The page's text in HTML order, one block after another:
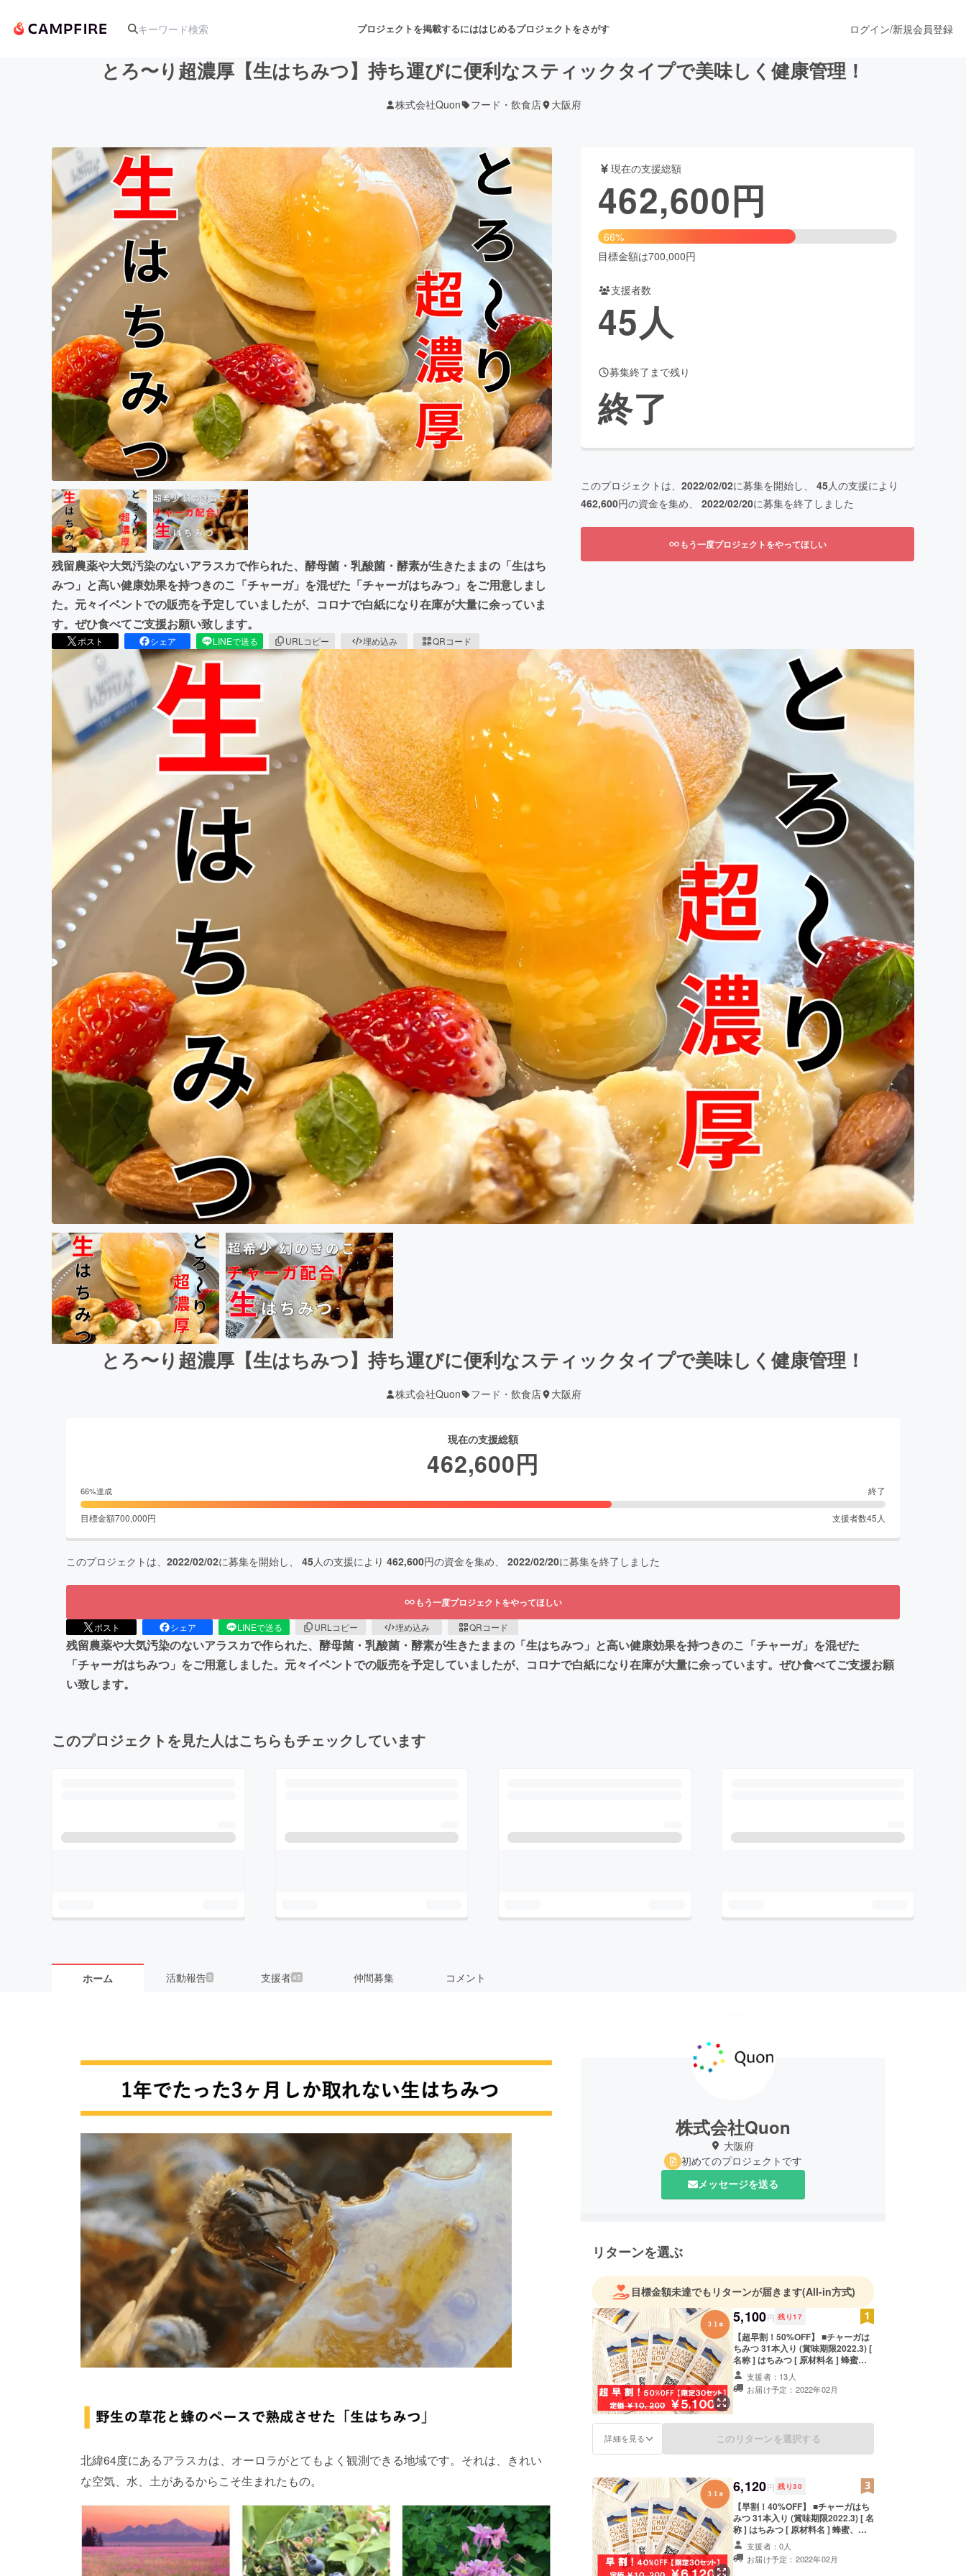
プロジェクトを掲載するにははじめるプロジェクトをさがす
アート・写真 音楽 舞台・パフォーマンス
テクノロジー・ガジェット ゲーム・サービス開発 フード・飲食店 ファッション
映像・映画 アニメ・漫画
チャレンジ ビューティー・ヘルスケア
まちづくり・地域活性化
CAMPFIRE for Social GoodCAMPFIRE Creation
CAMPFIREふるさと納税machi-yaコミュニティ
ログイン/新規会員登録
とろ〜り超濃厚【生はちみつ】持ち運びに便利なスティックタイプで美味しく健康管理！
株式会社Quon フード・飲食店 大阪府
残留農薬や大気汚染のないアラスカで作られた、酵母菌・乳酸菌・酵素が生きたままの「生はち
みつ」と高い健康効果を持つきのこ「チャーガ」を混ぜた「チャーガはちみつ」をご用意しまし
た。元々イベントでの販売を予定していましたが、コロナで白紙になり在庫が大量に余っていま
す。ぜひ食べてご支援お願い致します。
ポスト シェア LINEで送る URLコピー 埋め込み QRコード
現在の支援総額
462,600円
66%
目標金額は700,000円
支援者数
45人
募集終了まで残り
終了
このプロジェクトは、 2022/02/02に募集を開始し、 45人の支援により
462,600円の資金を集め、 2022/02/20に募集を終了しました
もう一度プロジェクトをやってほしい
とろ〜り超濃厚【生はちみつ】持ち運びに便利なスティックタイプで美味しく健康管理！
株式会社Quon フード・飲食店 大阪府
現在の支援総額
462,600円
66%達成 終了
目標金額700,000円 支援者数45 人
このプロジェクトは、 2022/02/02に募集を開始し、 45人の支援により 462,600円の資金を集め、 2022/02/20に募集を終了しました
もう一度プロジェクトをやってほしい
ポスト シェア LINEで送る URLコピー 埋め込み QRコード
残留農薬や大気汚染のないアラスカで作られた、酵母菌・乳酸菌・酵素が生きたままの「生はちみつ」と高い健康効果を持つきのこ「チャーガ」を混ぜた
「チャーガはちみつ」をご用意しました。元々イベントでの販売を予定していましたが、コロナで白紙になり在庫が大量に余っています。ぜひ食べてご支援お願
い致します。
このプロジェクトを見た人はこちらもチェックしています
ホーム 活動報告3 支援者45 仲間募集 コメント
北緯64度にあるアラスカは、オーロラがとてもよく観測できる地域です。それは、きれい
な空気、水、土があるからこそ生まれたもの。
株式会社Quon
大阪府
初めてのプロジェクトです
メッセージを送る
リターンを選ぶ
目標金額未達でもリターンが届きます(All-in方式)
5,100円 残り17
【超早割！50%OFF】 ■チャーガは
ちみつ 31本入り (賞味期限2022.3) [
名称 ] はちみつ [ 原材料名 ] 蜂蜜、
チャーガ [ 原産国 ] 米国アラスカ州 [
内容量 ] 5g × 31 [ 使用方法 ] 1日1本
舐めることをお勧めします。 [ 保存
い。
支援者：13人
お届け予定：2022年02月
詳細を見る このリターンを選択する
6,120円 残り30
【早割！40%OFF】 ■チャーガはち
みつ 31本入り (賞味期限2022.3) [ 名
称 ] はちみつ [ 原材料名 ] 蜂蜜、
チャーガ [ 原産国 ] 米国アラスカ州 [
内容量 ] 5g × 31 [ 使用方法 ] 1日1本
舐めることをお勧めします。 [ 保存
支援者：0人
お届け予定：2022年02月